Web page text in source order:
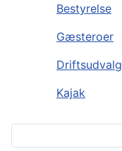
Bestyrelse
Gæsteroer
Driftsudvalg
Kajak